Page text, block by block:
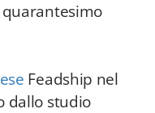
quarantesimo
Feadship nel
dallo studio